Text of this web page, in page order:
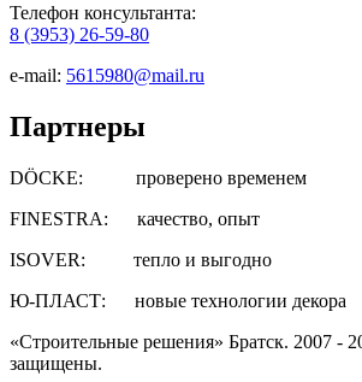
Телефон консультанта:
8 (3953) 26-59-80
e-mail: 5615980@mail.ru
Партнеры
DÖCKE: проверено временем
FINESTRA: качество, опыт
ISOVER: тепло и выгодно
Ю-ПЛАСТ: новые технологии декора
«Строительные решения» Братск. 2007 -
защищены.